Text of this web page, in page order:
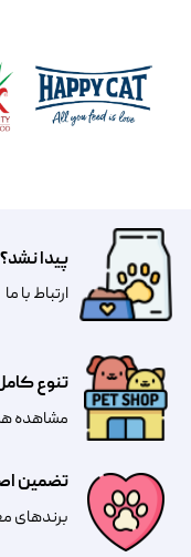
تضمین
​​برندهای
تنوع
مشاهده
پیدا
​​​ارتباط با ما